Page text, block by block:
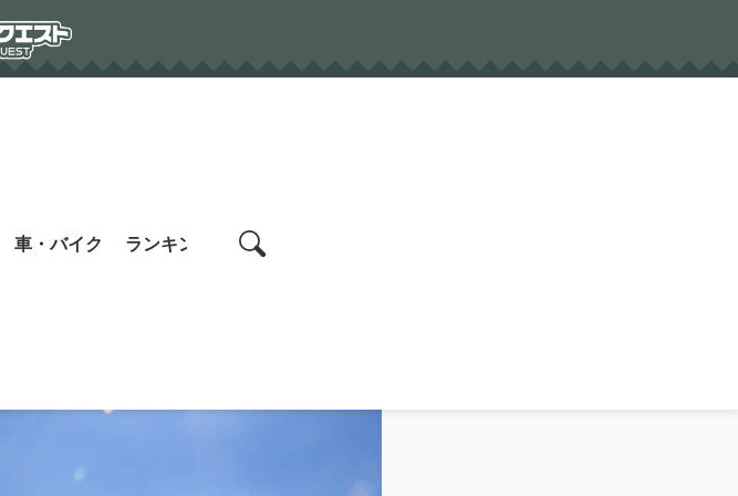
車・バイク ランキング search